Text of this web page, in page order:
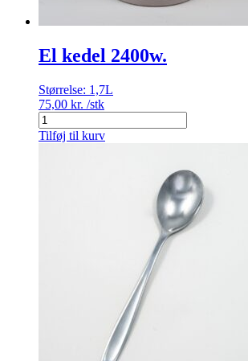
El kedel 2400w.
Størrelse: 1,7L
75,00 kr. /stk
El
kedel
2400w.
Tilføj til kurv